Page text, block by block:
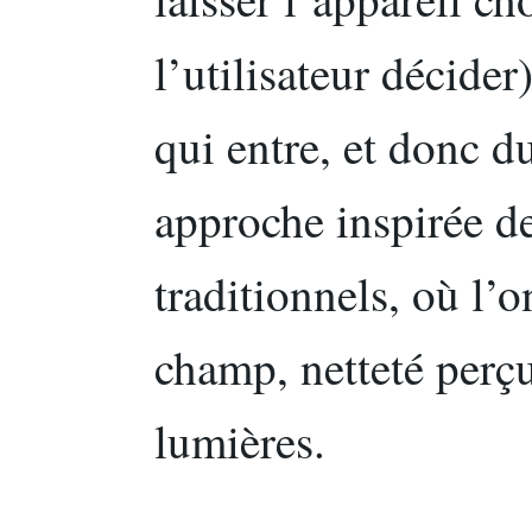
l’utilisateur
qui entre, et donc
approche inspirée
traditionnels, où
champ, netteté
lumières.